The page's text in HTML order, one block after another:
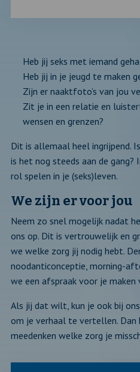
Heb jij seks met iemand
Heb jij in je jeugd te maken
Zijn er naaktfoto’s van jou
Zit je in een relatie en
wensen en grenzen?
Dit is allemaal heel ingrijpend.
is het nog steeds aan de
rol spelen in je (seks)leven.
We zijn er voor jou
Neem zo snel mogelijk nadat
ons op. Dit is vertrouwelijk en
we welke zorg jij nodig hebt.
noodanticonceptie, morning-
we een afspraak voor je
Als jij dat wilt, kun je ook bij
om je verhaal te vertellen. Dan
meedenken welke zorg je